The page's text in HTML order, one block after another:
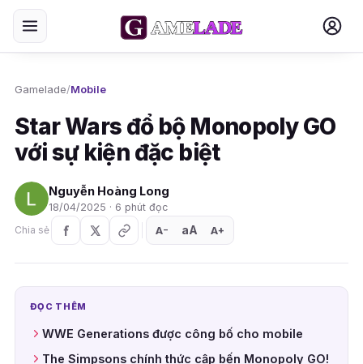
Gamelade/Mobile
Star Wars đổ bộ Monopoly GO
với sự kiện đặc biệt
Nguyễn Hoàng Long
18/04/2025 · 6 phút đọc
Chia sẻ
A− aA A+
ĐỌC THÊM
WWE Generations được công bố cho mobile
The Simpsons chính thức cập bến Monopoly GO!